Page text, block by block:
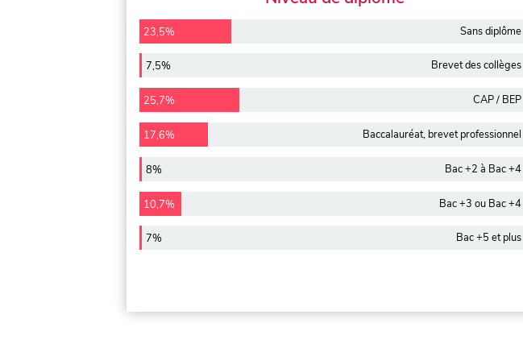
23,5% Sans diplôme
7,5% Brevet des collèges
25,7% CAP / BEP
17,6% Baccalauréat, brevet professionnel
8% Bac +2 à Bac +4
10,7% Bac +3 ou Bac +4
7% Bac +5 et plus